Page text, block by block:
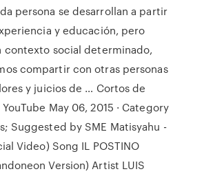
persona se desarrollan a partir
y educación, pero
contexto social determinado,
compartir con otras personas
y juicios de … Cortos de
May 06, 2015 · Category
Suggested by SME Matisyahu -
Video) Song IL POSTINO
Version) Artist LUIS